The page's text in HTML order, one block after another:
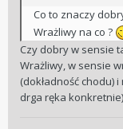
Co to znaczy
Wrażliwy na co ?
Czy dobry w sensie
Wrażliwy, w sensie
(dokładność chodu)
drga ręka